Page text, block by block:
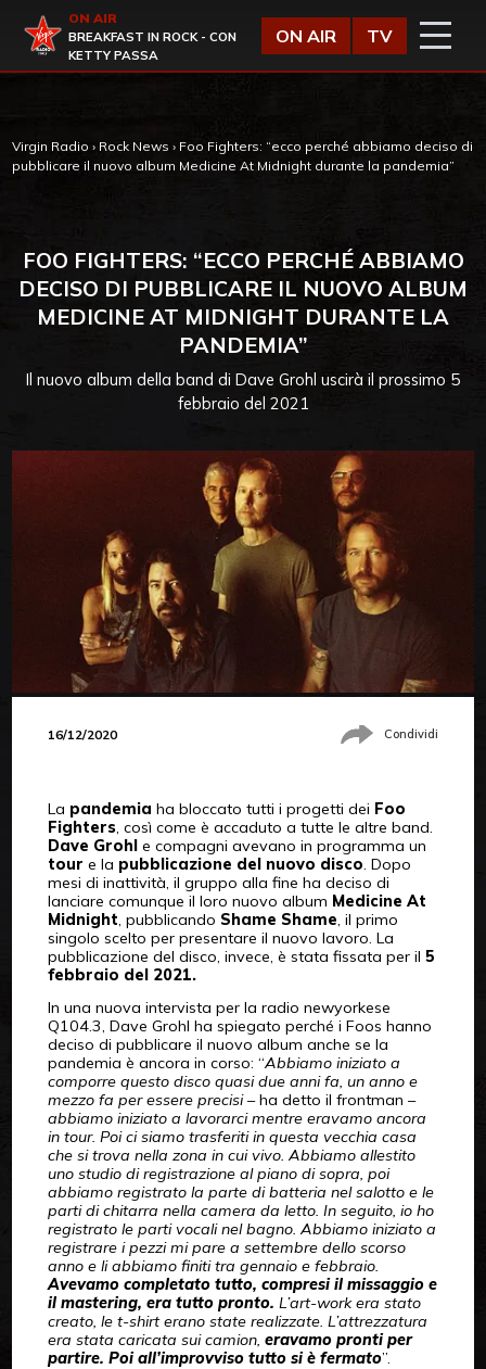
Virgin Radio
ON AIR
BREAKFAST IN ROCK - CON
KETTY PASSA
ON AIR TV
Virgin Radio › Rock News › Foo Fighters: “ecco perché abbiamo deciso di
pubblicare il nuovo album Medicine At Midnight durante la pandemia”
FOO FIGHTERS: “ECCO PERCHÉ ABBIAMO
DECISO DI PUBBLICARE IL NUOVO ALBUM
MEDICINE AT MIDNIGHT DURANTE LA
PANDEMIA”
Il nuovo album della band di Dave Grohl uscirà il prossimo 5
febbraio del 2021
16/12/2020 Condividi
La pandemia ha bloccato tutti i progetti dei Foo
Fighters, così come è accaduto a tutte le altre band.
Dave Grohle compagni avevano in programma un
tour e la pubblicazione del nuovo disco . Dopo
mesi di inattività, il gruppo alla fine ha deciso di
lanciare comunque il loro nuovo album Medicine At
Midnight , pubblicando Shame Shame , il primo
singolo scelto per presentare il nuovo lavoro. La
pubblicazione del disco, invece, è stata fissata per il 5
febbraio del 2021.
In una nuova intervista per la radio newyorkese
Q104.3, Dave Grohl ha spiegato perché i Foos hanno
deciso di pubblicare il nuovo album anche se la
pandemia è ancora in corso: “Abbiamo iniziato a
comporre questo disco quasi due anni fa, un anno e
mezzo fa per essere precisi– ha detto il frontman –
abbiamo iniziato a lavorarci mentre eravamo ancora
in tour. Poi ci siamo trasferiti in questa vecchia casa
che si trova nella zona in cui vivo. Abbiamo allestito
uno studio di registrazione al piano di sopra, poi
abbiamo registrato la parte di batteria nel salotto e le
parti di chitarra nella camera da letto. In seguito, io ho
registrato le parti vocali nel bagno. Abbiamo iniziato a
registrare i pezzi mi pare a settembre dello scorso
anno e li abbiamo finiti tra gennaio e febbraio.
Avevamo completato tutto, compresi il missaggio e
il mastering, era tutto pronto. L’art-work era stato
creato, le t-shirt erano state realizzate. L’attrezzatura
era stata caricata sui camion, eravamo pronti per
partire. Poi all’improvviso tutto si è fermato”.